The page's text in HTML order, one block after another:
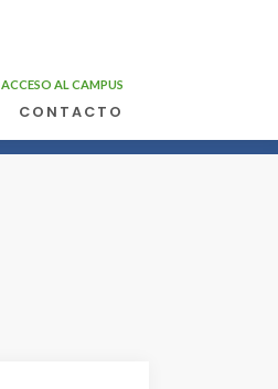
ACCESO AL CAMPUS
CONTACTO